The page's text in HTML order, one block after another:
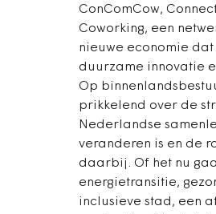
ConComCow,
Coworking, een
nieuwe economie
duurzame innovatie
Op
prikkelend over de
Nederlandse
veranderen is en de
daarbij. Of het nu
energietransitie,
inclusieve stad, een